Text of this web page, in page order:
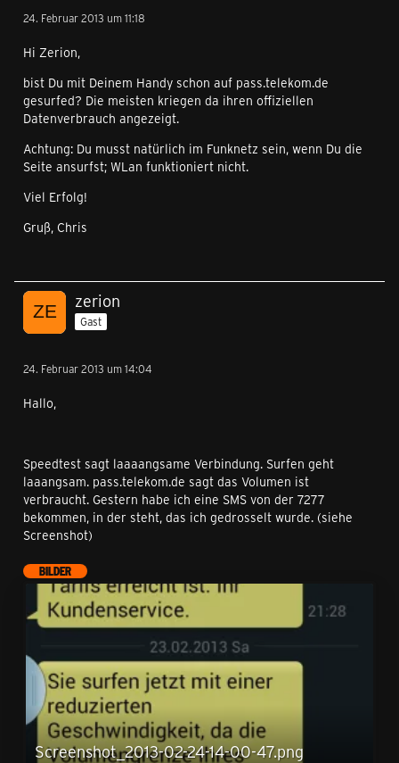
24. Februar 2013 um 11:18
Hi Zerion,
bist Du mit Deinem Handy schon auf pass.telekom.de
gesurfed? Die meisten kriegen da ihren offiziellen
Datenverbrauch angezeigt.
Achtung: Du musst natürlich im Funknetz sein, wenn Du die
Seite ansurfst; WLan funktioniert nicht.
Viel Erfolg!
Gruß, Chris
zerion
Gast
24. Februar 2013 um 14:04
Hallo,
Speedtest sagt laaaangsame Verbindung. Surfen geht
laaangsam. pass.telekom.de sagt das Volumen ist
verbraucht. Gestern habe ich eine SMS von der 7277
bekommen, in der steht, das ich gedrosselt wurde. (siehe
Screenshot)
BILDER
Screenshot_2013-02-24-14-00-47.png